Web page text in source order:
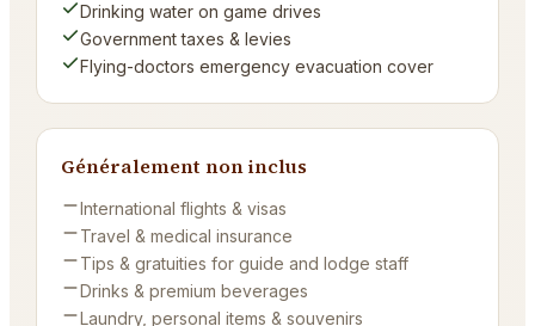
Drinking water on game drives
Government taxes & levies
Flying-doctors emergency evacuation cover
Généralement non inclus
International flights & visas
Travel & medical insurance
Tips & gratuities for guide and lodge staff
Drinks & premium beverages
Laundry, personal items & souvenirs